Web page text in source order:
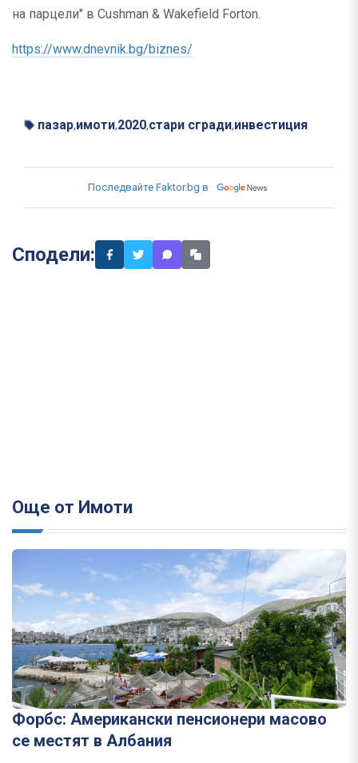
на парцели" в Cushman & Wakefield Forton.
https://www.dnevnik.bg/biznes/
пазар,имоти,2020,стари сгради,инвестиция
Последвайте Faktor.bg в
Сподели:
Още от Имоти
Форбс: Американски пенсионери масово
се местят в Албания